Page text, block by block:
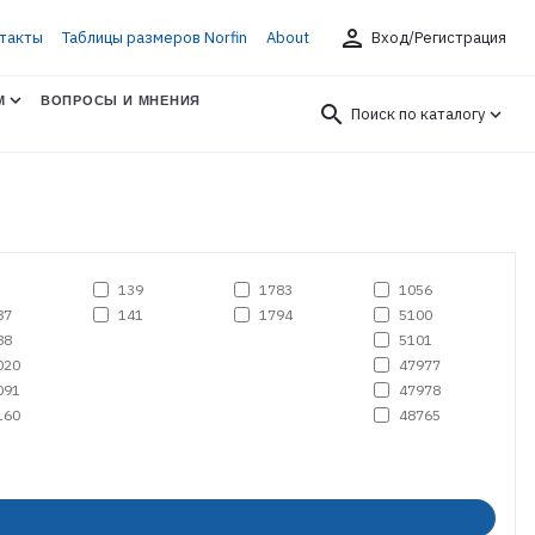
Таблицы размеров Norfin About person Вход/Регистрация
ВОПРОСЫ И МНЕНИЯ
search Поиск по каталогу
139
141
1783
1794
1056
5100
5101
47977
47978
48765